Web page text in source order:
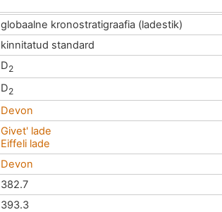
globaalne kronostratigraafia (ladestik)
kinnitatud standard
D2
D2
Devon
Givet' lade
Eiffeli lade
Devon
382.7
393.3